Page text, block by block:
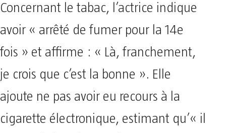
Concernant le tabac, l’actrice indique
avoir « arrêté de fumer pour la 14e
fois » et affirme : « Là, franchement,
je crois que c’est la bonne ». Elle
ajoute ne pas avoir eu recours à la
cigarette électronique, estimant qu’« il